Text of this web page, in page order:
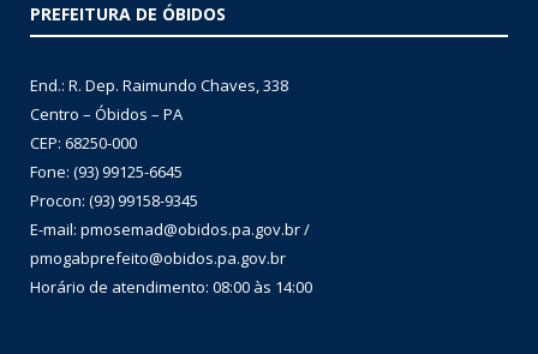
PREFEITURA DE ÓBIDOS
End.: R. Dep. Raimundo Chaves, 338
Centro – Óbidos – PA
CEP: 68250-000
Fone: (93) 99125-6645
Procon: (93) 99158-9345
E-mail: pmosemad@obidos.pa.gov.br /
pmogabprefeito@obidos.pa.gov.br
Horário de atendimento: 08:00 às 14:00